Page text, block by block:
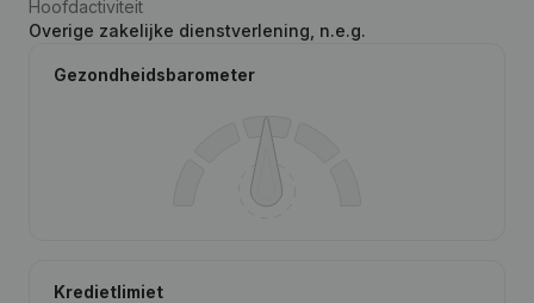
Hoofdactiviteit
Overige zakelijke dienstverlening, n.e.g.
Gezondheidsbarometer
Kredietlimiet